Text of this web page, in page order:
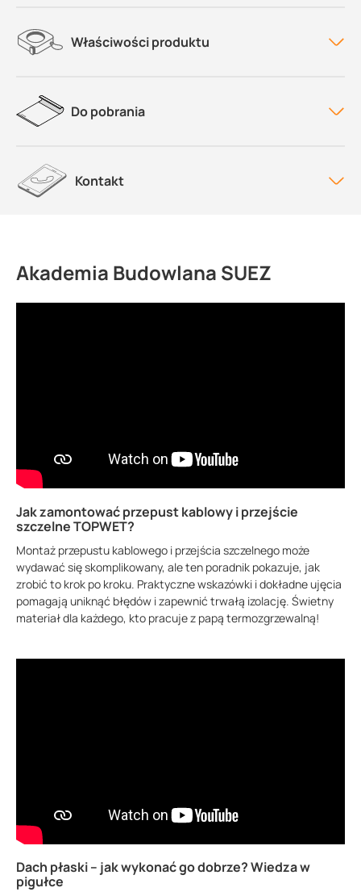
Właściwości produktu
Do pobrania
Kontakt
Akademia Budowlana SUEZ
Jak zamontować przepust kablowy i przejście
szczelne TOPWET?
Montaż przepustu kablowego i przejścia szczelnego może
wydawać się skomplikowany, ale ten poradnik pokazuje, jak
zrobić to krok po kroku. Praktyczne wskazówki i dokładne ujęcia
pomagają uniknąć błędów i zapewnić trwałą izolację. Świetny
materiał dla każdego, kto pracuje z papą termozgrzewalną!
Dach płaski – jak wykonać go dobrze? Wiedza w
pigułce